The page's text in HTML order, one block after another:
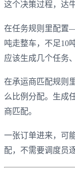
这个决策过程，达
在任务规则里配置
吨走整车，不足10
应该生成几个任务
在承运商匹配规则
么比例分配。生成
商匹配。
一张订单进来，可
配，不需要调度员